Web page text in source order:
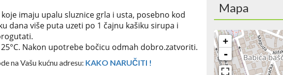
imaju upalu sluznice grla i usta, posebno kod
dana više puta uzeti po 1 čajnu kašiku sirupa i
Nakon upotrebe bočicu odmah dobro.zatvoriti.
na Vašu kućnu adresu: KAKO NARUČITI !
Mapa
+
-